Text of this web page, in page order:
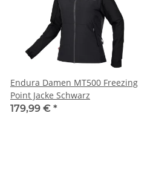
Endura Damen MT500 Freezing
Point Jacke Schwarz
179,99 € *